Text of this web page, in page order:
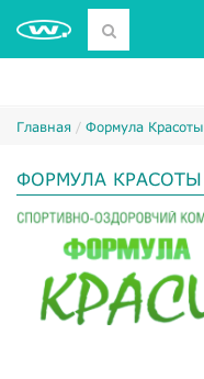
Главная Формула Красоты
ФОРМУЛА КРАСОТЫ